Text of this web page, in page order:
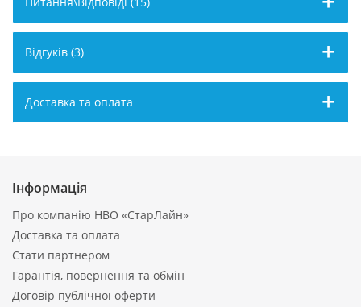
Відгуків (3)
Доставка та оплата
Інформація
Про компанію НВО «СтарЛайн»
Доставка та оплата
Стати партнером
Гарантія, повернення та обмін
Договір публічної оферти